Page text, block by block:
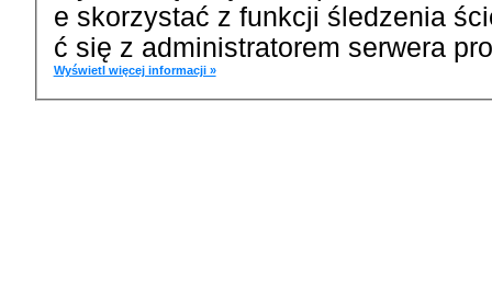
e skorzystać z funkcji śledzenia
ć się z administratorem serwera
Wyświetl więcej informacji »